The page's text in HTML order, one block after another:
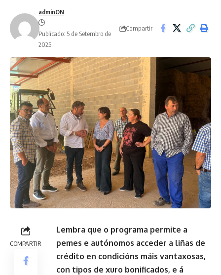
adminON
Publicado: 5 de Setembro de
2025
Compartir
COMPARTIR
Lembra que o programa permite a
pemes e autónomos acceder a liñas de
crédito en condicións máis vantaxosas,
con tipos de xuro bonificados, e á